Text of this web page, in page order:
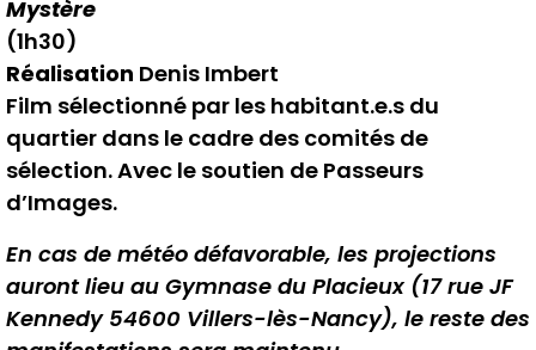
Mystère
(1h30)
Réalisation Denis Imbert
Film sélectionné par les habitant.e.s du
quartier dans le cadre des comités de
sélection. Avec le soutien de Passeurs
d’Images.
En cas de météo défavorable, les projections
auront lieu au Gymnase du Placieux (17 rue JF
Kennedy 54600 Villers-lès-Nancy), le reste des